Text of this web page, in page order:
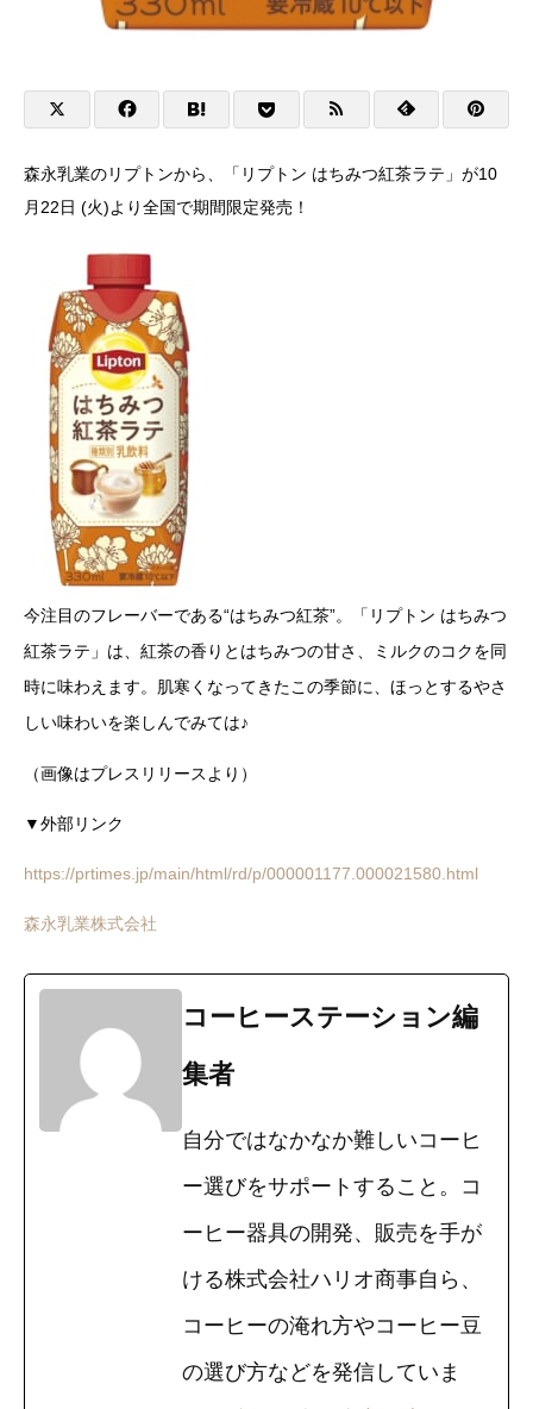
森永乳業のリプトンから、「リプトン はちみつ紅茶ラテ」が10
月22日 (火)より全国で期間限定発売！
今注目のフレーバーである“はちみつ紅茶”。「リプトン はちみつ
紅茶ラテ」は、紅茶の香りとはちみつの甘さ、ミルクのコクを同
時に味わえます。肌寒くなってきたこの季節に、ほっとするやさ
しい味わいを楽しんでみては♪
（画像はプレスリリースより）
▼外部リンク
https://prtimes.jp/main/html/rd/p/000001177.000021580.html
森永乳業株式会社
コーヒーステーション編
集者
自分ではなかなか難しいコーヒ
ー選びをサポートすること。コ
ーヒー器具の開発、販売を手が
ける株式会社ハリオ商事自ら、
コーヒーの淹れ方やコーヒー豆
の選び方などを発信していま